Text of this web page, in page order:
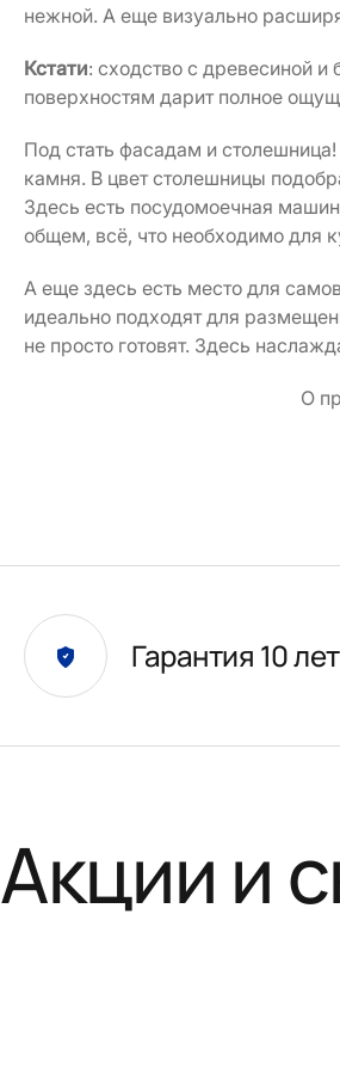
нежной. А еще визуально
Кстати: сходство с древесиной и
поверхностям дарит полное
Под стать фасадам и столешница!
камня. В цвет столешницы
Здесь есть посудомоечная
общем, всё, что необходимо для
А еще здесь есть место для
идеально подходят для
не просто готовят. Здесь
О
Гарантия 10 лет
Акции и